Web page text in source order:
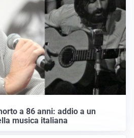
a 86 anni: addio a un
musica italiana